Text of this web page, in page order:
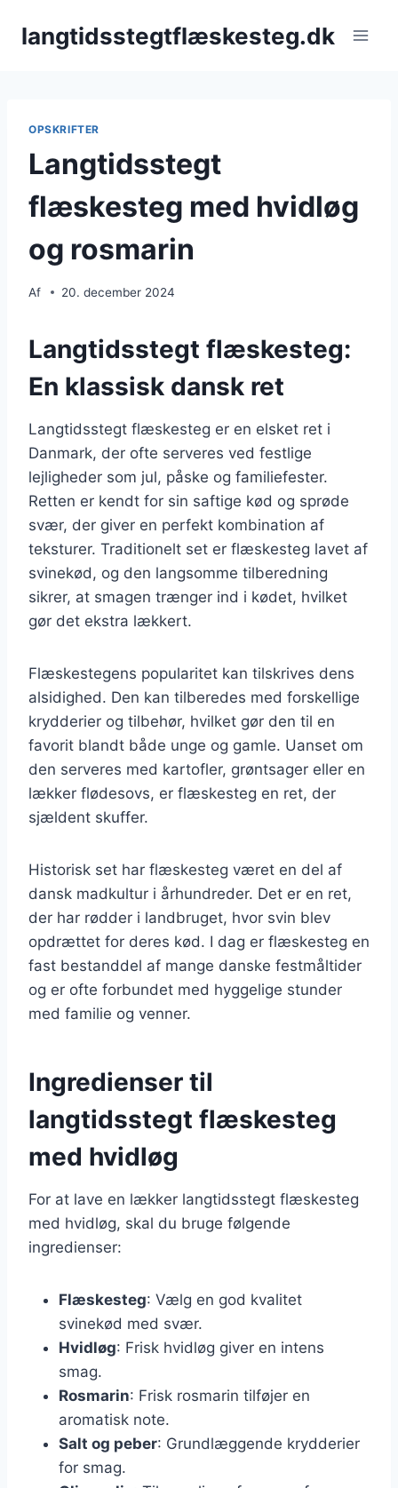
langtidsstegtflæskesteg.dk
OPSKRIFTER
Langtidsstegt
flæskesteg med hvidløg
og rosmarin
Af 20. december 2024
Langtidsstegt flæskesteg:
En klassisk dansk ret
Langtidsstegt flæskesteg er en elsket ret i
Danmark, der ofte serveres ved festlige
lejligheder som jul, påske og familiefester.
Retten er kendt for sin saftige kød og sprøde
svær, der giver en perfekt kombination af
teksturer. Traditionelt set er flæskesteg lavet af
svinekød, og den langsomme tilberedning
sikrer, at smagen trænger ind i kødet, hvilket
gør det ekstra lækkert.
Flæskestegens popularitet kan tilskrives dens
alsidighed. Den kan tilberedes med forskellige
krydderier og tilbehør, hvilket gør den til en
favorit blandt både unge og gamle. Uanset om
den serveres med kartofler, grøntsager eller en
lækker flødesovs, er flæskesteg en ret, der
sjældent skuffer.
Historisk set har flæskesteg været en del af
dansk madkultur i århundreder. Det er en ret,
der har rødder i landbruget, hvor svin blev
opdrættet for deres kød. I dag er flæskesteg en
fast bestanddel af mange danske festmåltider
og er ofte forbundet med hyggelige stunder
med familie og venner.
Ingredienser til
langtidsstegt flæskesteg
med hvidløg
For at lave en lækker langtidsstegt flæskesteg
med hvidløg, skal du bruge følgende
ingredienser:
Flæskesteg: Vælg en god kvalitet
svinekød med svær.
Hvidløg: Frisk hvidløg giver en intens
smag.
Rosmarin: Frisk rosmarin tilføjer en
aromatisk note.
Salt og peber: Grundlæggende krydderier
for smag.